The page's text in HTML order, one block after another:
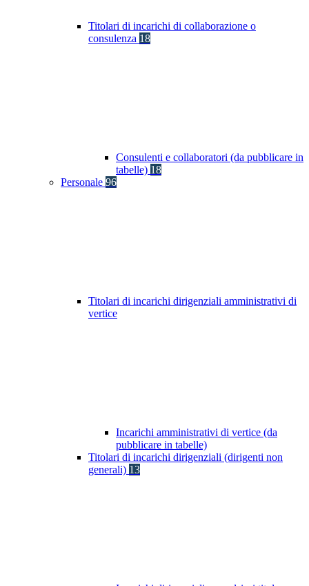
Titolari di incarichi di collaborazione o
consulenza 18
Consulenti e collaboratori (da pubblicare in
tabelle) 18
Personale 96
Titolari di incarichi dirigenziali amministrativi di
vertice
Incarichi amministrativi di vertice (da
pubblicare in tabelle)
Titolari di incarichi dirigenziali (dirigenti non
generali) 13